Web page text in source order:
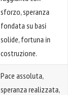
sforzo, speranza
fondata su basi
solide, fortuna in
costruzione.
Pace assoluta,
speranza realizzata,